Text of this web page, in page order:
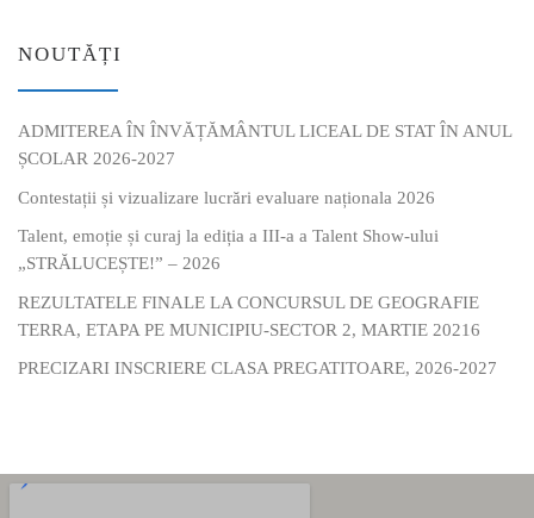
NOUTĂȚI
ADMITEREA ÎN ÎNVĂȚĂMÂNTUL LICEAL DE STAT ÎN ANUL
ȘCOLAR 2026-2027
Contestații și vizualizare lucrări evaluare naționala 2026
Talent, emoție și curaj la ediția a III-a a Talent Show-ului
„STRĂLUCEȘTE!” – 2026
REZULTATELE FINALE LA CONCURSUL DE GEOGRAFIE
TERRA, ETAPA PE MUNICIPIU-SECTOR 2, MARTIE 20216
PRECIZARI INSCRIERE CLASA PREGATITOARE, 2026-2027